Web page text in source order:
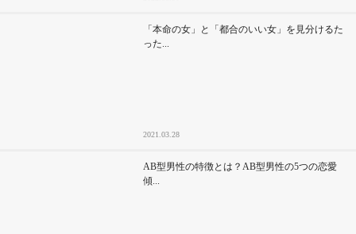
「本命の女」と「都合のいい女」を見分けるた
った...
2021.03.28
AB型男性の特徴とは？AB型男性の5つの恋愛
傾...